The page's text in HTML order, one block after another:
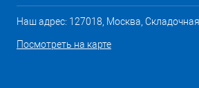
Наш адрес: 127018, Москва, Складочная
Посмотреть на карте